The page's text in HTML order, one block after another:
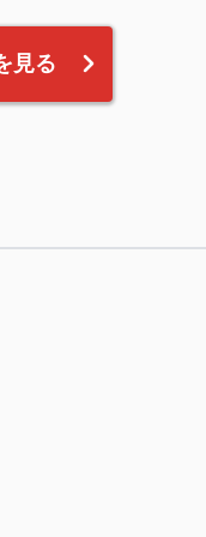
見る